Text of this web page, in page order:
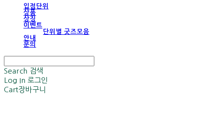
입점단위
상품
상징
이벤트
단위별 굿즈모음
안내
문의
Search 검색
Log In 로그인
Cart장바구니